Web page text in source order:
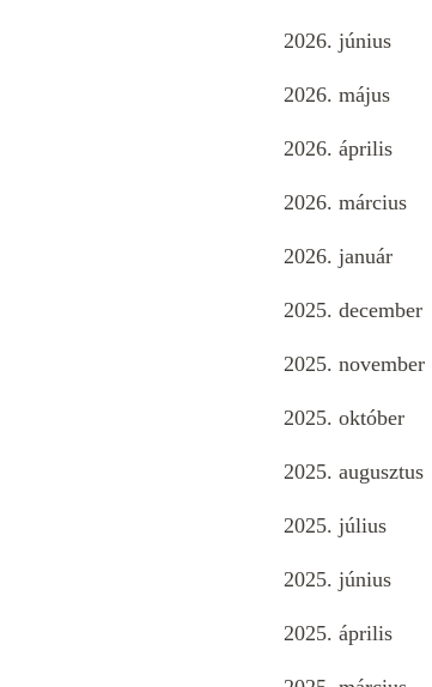
2026. június
2026. május
2026. április
2026. március
2026. január
2025. december
2025. november
2025. október
2025. augusztus
2025. július
2025. június
2025. április